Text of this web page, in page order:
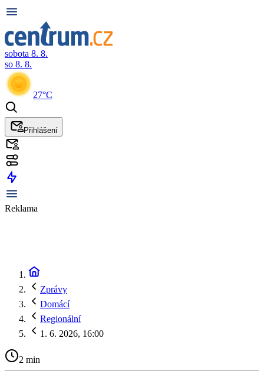
sobota 8. 8.
so 8. 8.
27°C
Přihlášení
Reklama
Zprávy
Domácí
Regionální
1. 6. 2026, 16:00
2 min